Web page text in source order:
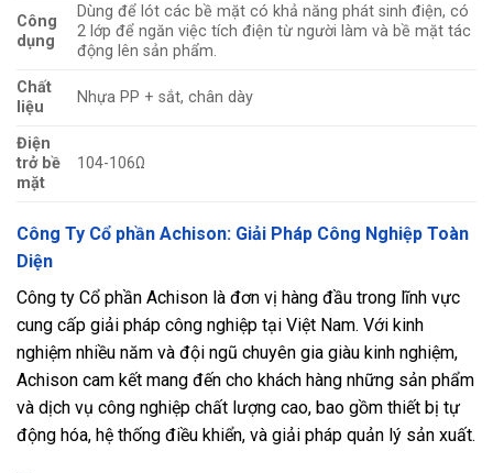
Công
dụng
Dùng để lót các bề mặt có khả năng phát sinh điện, có
2 lớp để ngăn việc tích điện từ người làm và bề mặt tác
động lên sản phẩm.
Chất
liệu
Nhựa PP + sắt, chân dày
Điện
trở bề
mặt
104-106Ω
Công Ty Cổ phần Achison: Giải Pháp Công Nghiệp Toàn
Diện
Công ty Cổ phần Achison là đơn vị hàng đầu trong lĩnh vực
cung cấp giải pháp công nghiệp tại Việt Nam. Với kinh
nghiệm nhiều năm và đội ngũ chuyên gia giàu kinh nghiệm,
Achison cam kết mang đến cho khách hàng những sản phẩm
và dịch vụ công nghiệp chất lượng cao, bao gồm thiết bị tự
động hóa, hệ thống điều khiển, và giải pháp quản lý sản xuất.